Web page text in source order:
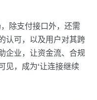
除支付接口外，还需
认可，以及用户对其跨
企业，让资金流、合规
见，成为‘让连接继续